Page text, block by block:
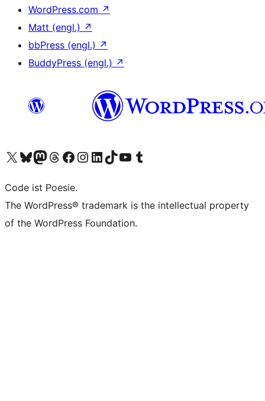
WordPress.com ↗
Matt (engl.) ↗
bbPress (engl.) ↗
BuddyPress (engl.) ↗
Unser X-Konto (früher Twitter) besuchen
Unser Bluesky-Konto besuchen
Unser Mastodon-Konto besuchen
Unser Threads-Konto besuchen
Unsere Facebook-Seite besuchen
Unser Instagram-Konto besuchen
Unser LinkedIn-Konto besuchen
Unser TikTok-Konto besuchen
Unseren YouTube-Kanal besuchen
Unser Tumblr-Konto besuchen
Code ist Poesie.
The WordPress® trademark is the intellectual property
of the WordPress Foundation.